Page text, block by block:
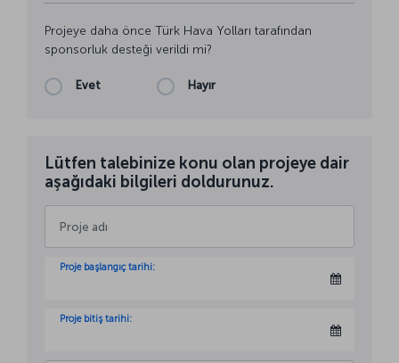
Projeye daha önce Türk Hava Yolları tarafından
sponsorluk desteği verildi mi?
Evet Hayır
Lütfen talebinize konu olan projeye dair
aşağıdaki bilgileri doldurunuz.
Proje başlangıç tarihi:
Proje bitiş tarihi: